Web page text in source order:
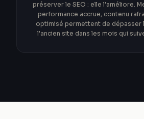
préserver le SEO : elle l'améliore.
performance accrue, contenu
optimisé permettent de dépasser
l'ancien site dans les mois qui